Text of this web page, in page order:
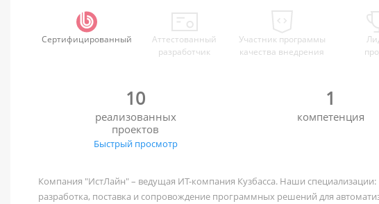
Сертифицированный
Аттестованный
разработчик
Участник программы
качества внедрения
10
реализованных
проектов
Быстрый просмотр
1
компетенция
Компания "ИстЛайн" – ведущая ИТ-компания Кузбасса. Наши специализации:
разработка, поставка и сопровождение программных решений для